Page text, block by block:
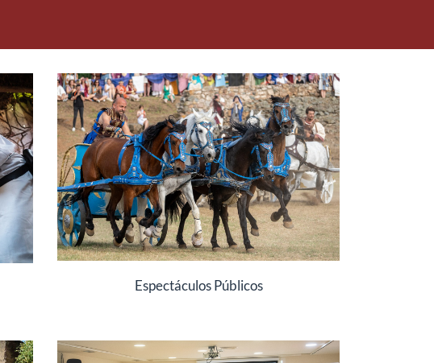
Espectáculos Públicos